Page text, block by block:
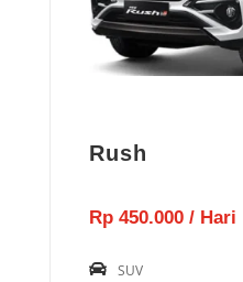
Rush
Rp 450.000 / Hari
SUV